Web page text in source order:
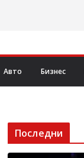
Авто Бизнес
Последни